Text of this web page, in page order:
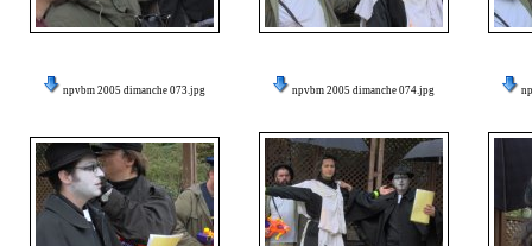
npvbm 2005 dimanche 073.jpg npvbm 2005 dimanche 074.jpg